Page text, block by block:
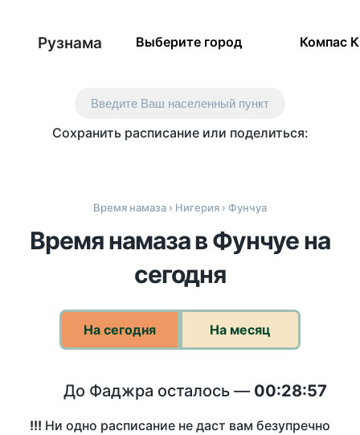
Рузнама Выберите город Компас
Введите Ваш населенный пункт
Сохранить расписание или поделиться:
Время намаза › Нигерия › Фунчуа
Время намаза в Фунчуе на
сегодня
На сегодня На месяц
До Фаджра осталось — 00:28:57
!!! Ни одно расписание не даст вам безупречно